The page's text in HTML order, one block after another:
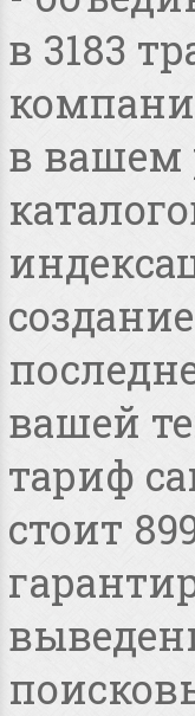
в 3183
в вашем
вашей
тариф
стоит